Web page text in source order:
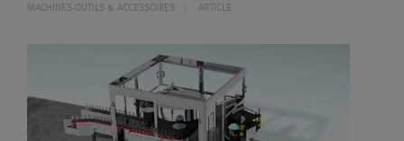
MACHINES-OUTILS & ACCESSOIRES ARTICLE